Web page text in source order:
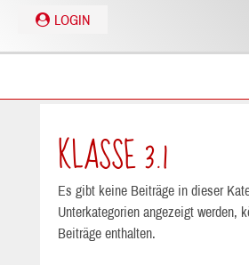
LOGIN
KLASSE 3.1
Es gibt keine Beiträge in dieser
Unterkategorien angezeigt werden,
Beiträge enthalten.